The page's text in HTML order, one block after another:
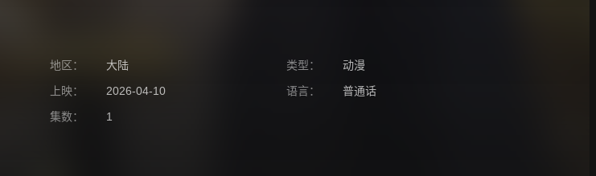
地区： 大陆 类型：
动漫
上映： 2026-04-10 语言：
普通话
集数： 1